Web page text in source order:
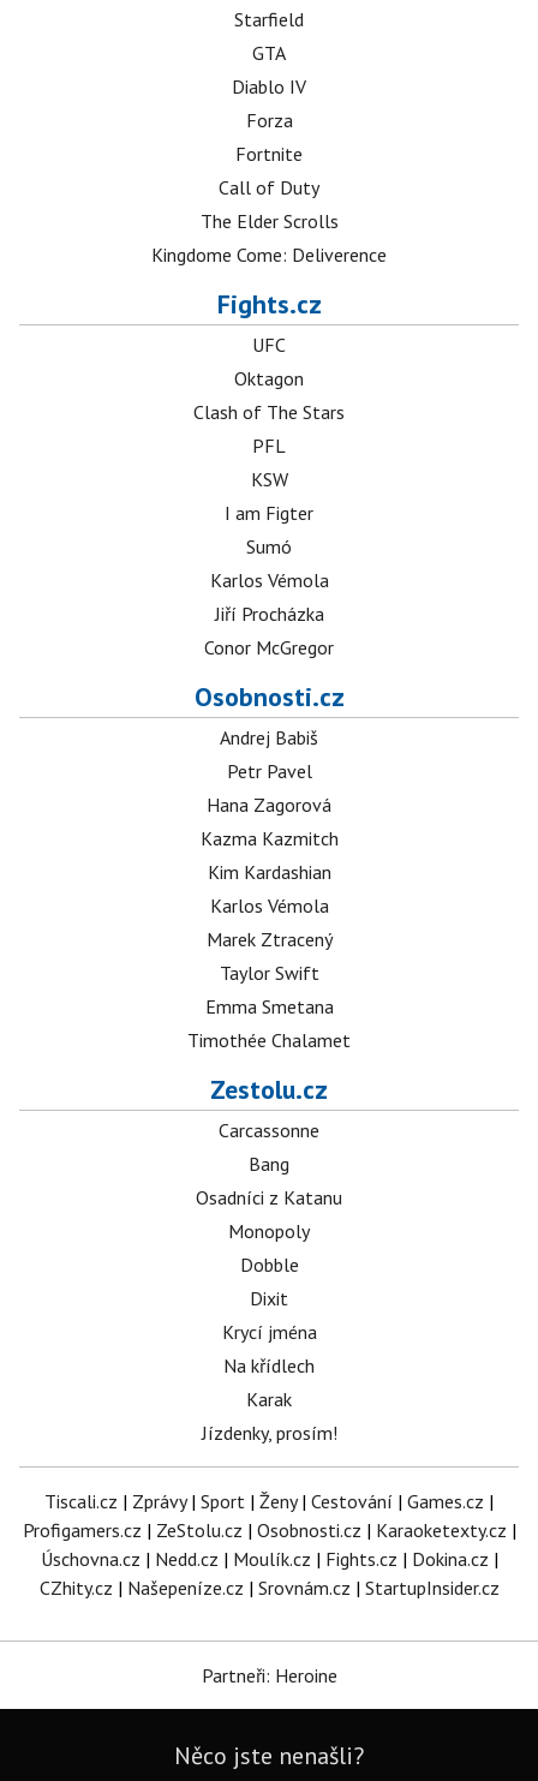
Starfield
GTA
Diablo IV
Forza
Fortnite
Call of Duty
The Elder Scrolls
Kingdome Come: Deliverence
Fights.cz
UFC
Oktagon
Clash of The Stars
PFL
KSW
I am Figter
Sumó
Karlos Vémola
Jiří Procházka
Conor McGregor
Osobnosti.cz
Andrej Babiš
Petr Pavel
Hana Zagorová
Kazma Kazmitch
Kim Kardashian
Karlos Vémola
Marek Ztracený
Taylor Swift
Emma Smetana
Timothée Chalamet
Zestolu.cz
Carcassonne
Bang
Osadníci z Katanu
Monopoly
Dobble
Dixit
Krycí jména
Na křídlech
Karak
Jízdenky, prosím!
Tiscali.cz | Zprávy| Sport | Ženy| Cestování | Games.cz |
Profigamers.cz | ZeStolu.cz | Osobnosti.cz | Karaoketexty.cz |
Úschovna.cz | Nedd.cz | Moulík.cz | Fights.cz | Dokina.cz |
CZhity.cz | Našepeníze.cz | Srovnám.cz | StartupInsider.cz
Partneři: Heroine
Něco jste nenašli?